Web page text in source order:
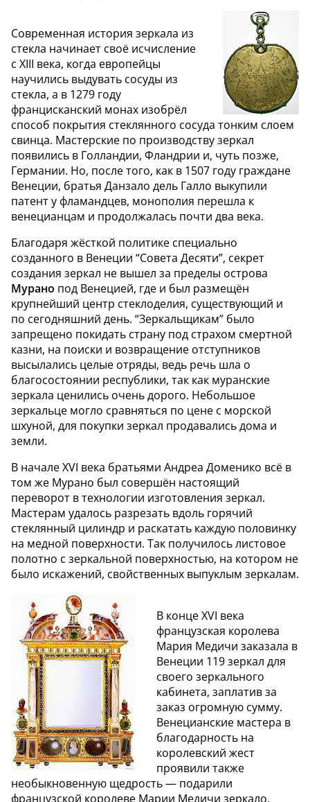
Современная история зеркала из
стекла начинает своё исчисление
с XIII века, когда европейцы
научились выдувать сосуды из
стекла, а в 1279 году
францисканский монах изобрёл
способ покрытия стеклянного сосуда тонким слоем
свинца. Мастерские по производству зеркал
появились в Голландии, Фландрии и, чуть позже,
Германии. Но, после того, как в 1507 году граждане
Венеции, братья Данзало дель Галло выкупили
патент у фламандцев, монополия перешла к
венецианцам и продолжалась почти два века.
Благодаря жёсткой политике специально
созданного в Венеции “Совета Десяти”, секрет
создания зеркал не вышел за пределы острова
Мурано под Венецией, где и был размещён
крупнейший центр стеклоделия, существующий и
по сегодняшний день. “Зеркальщикам” было
запрещено покидать страну под страхом смертной
казни, на поиски и возвращение отступников
высылались целые отряды, ведь речь шла о
благосостоянии республики, так как муранские
зеркала ценились очень дорого. Небольшое
зеркальце могло сравняться по цене с морской
шхуной, для покупки зеркал продавались дома и
земли.
В начале XVI века братьями Андреа Доменико всё в
том же Мурано был совершён настоящий
переворот в технологии изготовления зеркал.
Мастерам удалось разрезать вдоль горячий
стеклянный цилиндр и раскатать каждую половинку
на медной поверхности. Так получилось листовое
полотно с зеркальной поверхностью, на котором не
было искажений, свойственных выпуклым зеркалам.
В конце XVI века
французская королева
Мария Медичи заказала в
Венеции 119 зеркал для
своего зеркального
кабинета, заплатив за
заказ огромную сумму.
Венецианские мастера в
благодарность на
королевский жест
проявили также
необыкновенную щедрость — подарили
французской королеве Марии Медичи зеркало,